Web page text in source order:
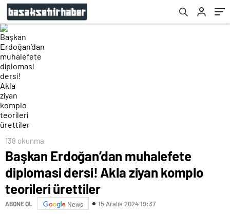
138 okunma
Başkan Erdoğan’dan muhalefete
diplomasi dersi! Akla ziyan komplo
teorileri ürettiler
ABONE OL News 15 Aralık 2024 19:37